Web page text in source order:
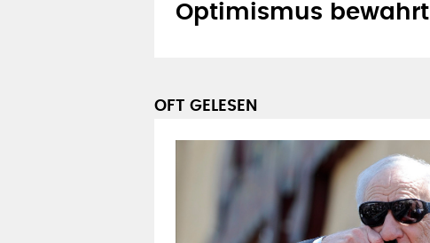
Optimismus bewahrt
OFT GELESEN